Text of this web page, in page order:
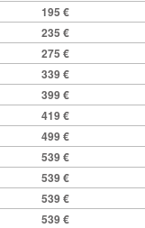
195 €
235 €
275 €
339 €
399 €
419 €
499 €
539 €
539 €
539 €
539 €